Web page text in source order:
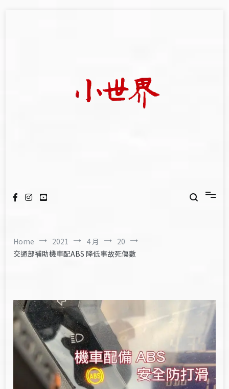
Home 2021 4 月
20
交通部補助機車配ABS 降低事故死傷數